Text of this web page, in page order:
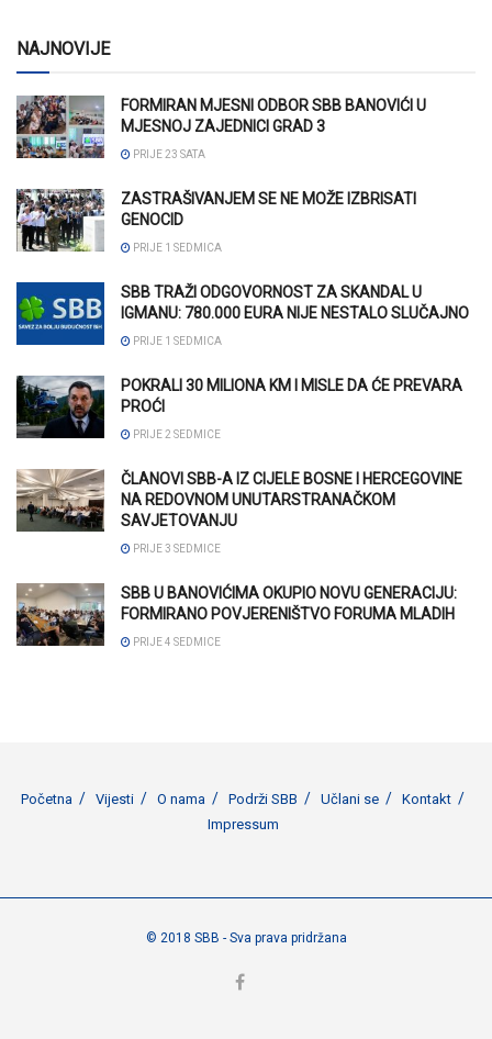
NAJNOVIJE
FORMIRAN MJESNI ODBOR SBB BANOVIĆI U
MJESNOJ ZAJEDNICI GRAD 3
PRIJE 23 SATA
ZASTRAŠIVANJEM SE NE MOŽE IZBRISATI
GENOCID
PRIJE 1 SEDMICA
SBB TRAŽI ODGOVORNOST ZA SKANDAL U
IGMANU: 780.000 EURA NIJE NESTALO SLUČAJNO
PRIJE 1 SEDMICA
POKRALI 30 MILIONA KM I MISLE DA ĆE PREVARA
PROĆI
PRIJE 2 SEDMICE
ČLANOVI SBB-A IZ CIJELE BOSNE I HERCEGOVINE
NA REDOVNOM UNUTARSTRANAČKOM
SAVJETOVANJU
PRIJE 3 SEDMICE
SBB U BANOVIĆIMA OKUPIO NOVU GENERACIJU:
FORMIRANO POVJERENIŠTVO FORUMA MLADIH
PRIJE 4 SEDMICE
Početna Vijesti O nama Podrži SBB Učlani se
Kontakt
Impressum
© 2018 SBB - Sva prava pridržana